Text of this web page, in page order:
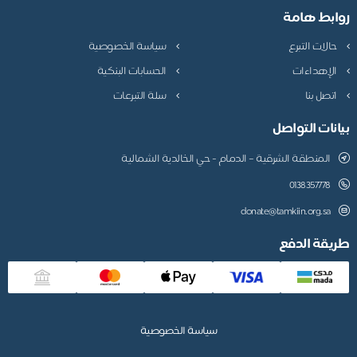
روابط هامة
حالات التبرع
سياسة الخصوصية
الإهداءات
الحسابات البنكية
اتصل بنا
سلة التبرعات
بيانات التواصل
المنطقة الشرقية – الدمام - حي الخالدية الشمالية
0138357778
donate@tamkiin.org.sa
طريقة الدفع
سياسة الخصوصية